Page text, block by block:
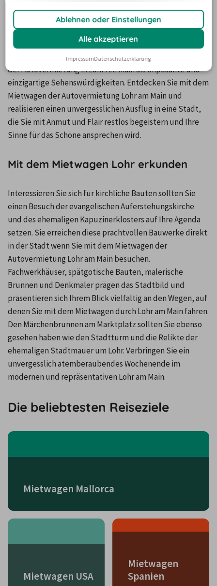
auch in vergangenen Tagen ein wichtiges Gut der
Gesellschaft war. Heute dienen die ehemaligen
Bildungseinrichtung als Sehenswürdigkeiten und
präsentieren sich auf einer Fahrt mit einem Mietwagen
der Autovermietung in Lohr Am Main als imposante und
einzigartige Sehenswürdigkeiten. Entdecken Sie mit dem
Mietwagen der Autovermietung Lohr am Main und
realisieren einen unvergesslichen Ausflug in eine Stadt,
die Sie mit Anmut und Flair restlos begeistern und Ihre
Sinne für das Schöne ansprechen wird.
Mit dem Mietwagen Lohr erkunden
Interessieren Sie sich für kirchliche Bauten sollten Sie
einen Besuch der evangelischen Auferstehungskirche
und des ehemaligen Kapuzinerklosters auf Ihre Agenda
setzen. Sie erreichen diese prachtvollen Bauwerke direkt
in der Stadt wenn Sie mit dem Mietwagen der
Autovermietung Lohr am Main besuchen.
Fachwerkhäuser, spätgotische Bauten, malerische
Brunnen und Denkmäler prägen das Stadtbild und
präsentieren sich Ihrem Blick vielfältig an den Wegen, auf
denen Sie mit dem Mietwagen durch Lohr am Main fahren.
Den Märchenbrunnen am Marktplatz sollten Sie ebenso
gesehen haben wie den Stadtturm und die Relikte der
ehemaligen Stadtmauer um Lohr. Verbringen Sie ein
unvergesslich atemberaubendes Wochenende im
modernen und repräsentativen Lohr am Main.
Die beliebtesten Reiseziele
Mietwagen Mallorca
Mietwagen USA
Mietwagen
Spanien
Ablehnen oder Einstellungen
Alle akzeptieren
ImpressumDatenschutzerklärung